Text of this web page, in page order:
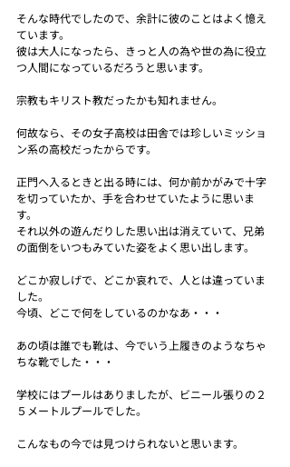
そんな時代でしたので、余計に彼のことはよく憶え
ています。
彼は大人になったら、きっと人の為や世の為に役立
つ人間になっているだろうと思います。
宗教もキリスト教だったかも知れません。
何故なら、その女子高校は田舎では珍しいミッショ
ン系の高校だったからです。
正門へ入るときと出る時には、何か前かがみで十字
を切っていたか、手を合わせていたように思いま
す。
それ以外の遊んだりした思い出は消えていて、兄弟
の面倒をいつもみていた姿をよく思い出します。
どこか寂しげで、どこか哀れで、人とは違っていま
した。
今頃、どこで何をしているのかなあ・・・
あの頃は誰でも靴は、今でいう上履きのようなちゃ
ちな靴でした・・・
学校にはプールはありましたが、ビニール張りの２
５メートルプールでした。
こんなもの今では見つけられないと思います。